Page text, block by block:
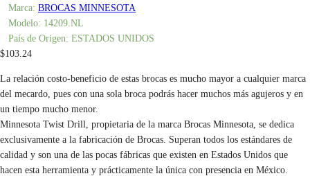
Marca: BROCAS MINNESOTA
Modelo: 14209.NL
País de Origen: ESTADOS UNIDOS
$103.24
La relación costo-beneficio de estas brocas es mucho mayor a cualquier marca
del mecardo, pues con una sola broca podrás hacer muchos más agujeros y en
un tiempo mucho menor.
Minnesota Twist Drill, propietaria de la marca Brocas Minnesota, se dedica
exclusivamente a la fabricación de Brocas. Superan todos los estándares de
calidad y son una de las pocas fábricas que existen en Estados Unidos que
hacen esta herramienta y prácticamente la única con presencia en México.